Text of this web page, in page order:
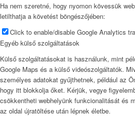
Ha nem szeretné, hogy nyomon kövessük
letilthatja a követést böngészőjében:
Click to enable/disable Google Analytics
Egyéb külső szolgáltatások
Külső szolgáltatásokat is használunk, mint
Google Maps és a külső videószolgáltatók.
személyes adatokat gyűjthetnek, például az
hogy itt blokkolja őket. Kérjük, vegye
csökkentheti webhelyünk funkcionalitását és
az oldal újratöltése után lépnek életbe.